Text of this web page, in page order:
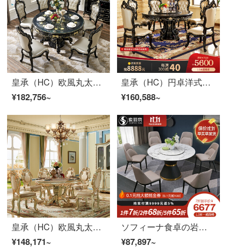
皇承（HC）欧風丸太彫刻テーブル大理石レストラン家具多目的テーブルテーブルテーブル1テーブル6椅子【理石面】
¥182,756~
皇承（HC）円卓洋式テーブルクラシック黒実木テーブル1.5 m円卓A 018テーブル1.5 mテーブルに6食の椅子を添えます。
¥160,588~
皇承（HC）欧風丸太テーブルイタリア古典1.5ライス台のスプライス木の面に回転盤仏羅シリーズを貼り、金箔円テーブルを貼る【1.5】
¥148,171~
ソフィーナ食卓の岩板テーブルの後、現代の軽い贅沢な食事テーブルとテーブルと椅子の組み合わせ家庭用の小さな家型北欧ins風のシンプルな食事テーブルです。1.5メートルのテーブルと6つのテーブルがあります。
¥87,897~